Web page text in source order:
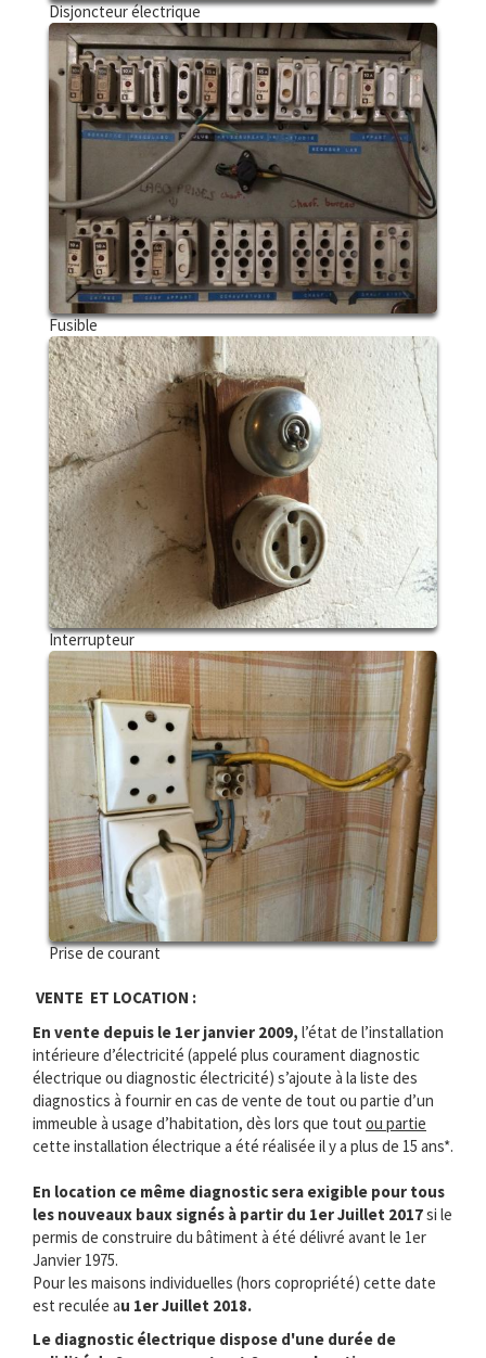
Disjoncteur électrique
Fusible
Interrupteur
Prise de courant
VENTE ET LOCATION :
En vente depuis le 1er janvier 2009, l’état de l’installation
intérieure d’électricité (appelé plus courament diagnostic
électrique ou diagnostic électricité) s’ajoute à la liste des
diagnostics à fournir en cas de vente de tout ou partie d’un
immeuble à usage d’habitation, dès lors que tout ou partie
cette installation électrique a été réalisée il y a plus de 15 ans*.
En location ce même diagnostic sera exigible pour tous
les nouveaux baux signés à partir du 1er Juillet 2017si le
permis de construire du bâtiment à été délivré avant le 1er
Janvier 1975.
Pour les maisons individuelles (hors copropriété) cette date
est reculée au 1er Juillet 2018.
Le diagnostic électrique dispose d'une durée de